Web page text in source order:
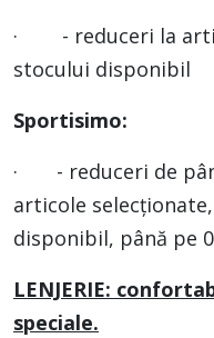
· - reduceri la
stocului disponibil
Sportisimo:
· - reduceri de
articole
disponibil, până pe
LENJERIE:
speciale.